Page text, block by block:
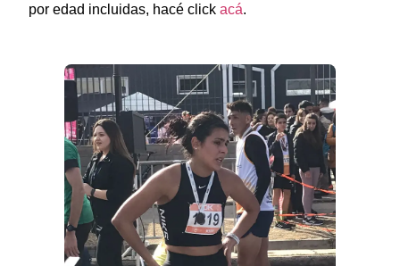
por edad incluidas, hacé click acá.